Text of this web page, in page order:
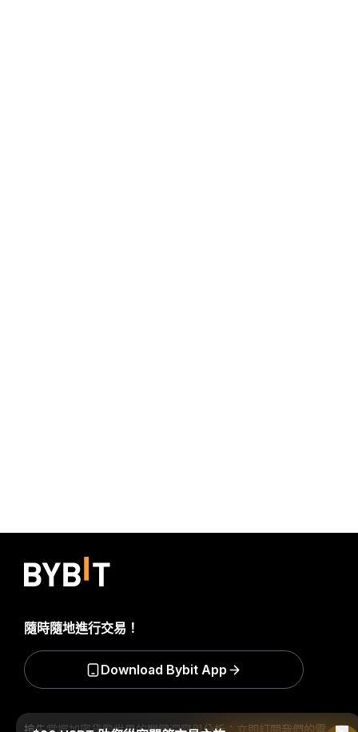
搶先掌握加密貨幣世界的關鍵洞察與分析：立即訂閱我們的電
隨時隨地進行交易！
Download Bybit App